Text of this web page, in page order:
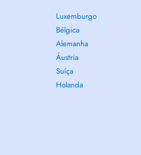
Luxemburgo
Bélgica
Alemanha
Áustria
Suíça
Holanda